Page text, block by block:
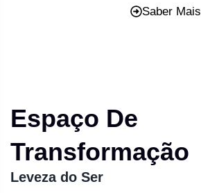
Saber Mais
Espaço De
Transformação
Leveza do Ser